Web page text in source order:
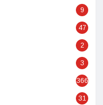
9
47
2
3
366
31